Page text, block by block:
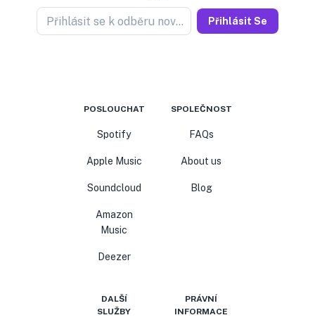
Přihlásit se k odběru novinek Přihlásit Se
POSLOUCHAT
Spotify
Apple Music
Soundcloud
Amazon
Music
Deezer
SPOLEČNOST
FAQs
About us
Blog
DALŠÍ
SLUŽBY
PRÁVNÍ
INFORMACE